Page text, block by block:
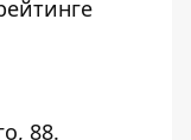
88.